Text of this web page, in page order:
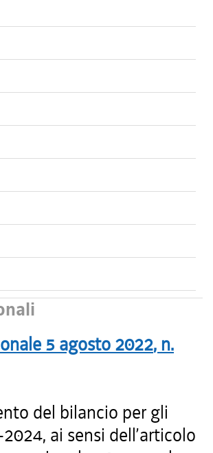
5 agosto 2022, n.
del bilancio per gli
ai sensi dell’articolo